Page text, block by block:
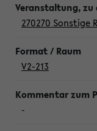
270270 Sonstige
V2-213
-